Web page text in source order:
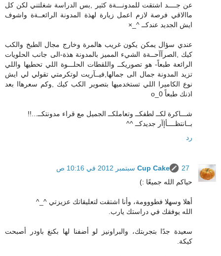
عن جــــد اشتقت للمدونـــةة كثير ,بس الدراسة شغلتني لكن كل
ماالاقي فرصة لازم اعمل زيارة لهذة المدونة الرائعــةة واشوف
ايش الجديد عندكــ ^_×
عندي سؤال يمكن يكون غريب هالمرة وخارج مجال الطبخ والكب
كيك ,الصرآآحــةة الشيء المميز بالمدونة هذة-الى جانب الحلويات
الرائعة طبعاً- هو تصوريكــ واللقطات الحلـــوة اللي تحطيها واللي
تزيد المدونة جمال الى جمالها,فيــآريت لوتكرمتي تقولي لي ايش
نوع الكاميرا اللي تستخدميها بتصوير الكب كيك ,وكم سعرهاا بعد
اذنك طبعاً 0_o
شـــاكرة لكــ لطفكــ وتعاملكــ الجميل مع قراء مدونتكــ...!!
بــانتظــــأإآر جديدكــ ^^
رد
Cup Cake
27 سبتمبر 2012 في 10:16 ص
حياكم الله جميعًا :)
أهلا وسهلا فطووومة، وأنا اشتقت لتعليقاتك عزيزتي ^_^
الله يوفقك في دراستك يارب.
سعيدة جدًا بتجربتك، والبراونيز لو أضفنا لها بكنغ باودر أصبحت
كيكة.